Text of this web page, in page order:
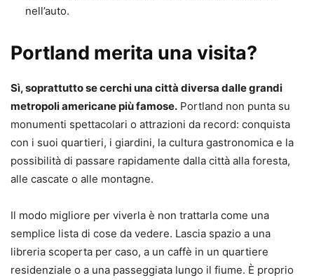
nell’auto.
Portland merita una visita?
Sì, soprattutto se cerchi una città diversa dalle grandi
metropoli americane più famose. Portland non punta su
monumenti spettacolari o attrazioni da record: conquista
con i suoi quartieri, i giardini, la cultura gastronomica e la
possibilità di passare rapidamente dalla città alla foresta,
alle cascate o alle montagne.
Il modo migliore per viverla è non trattarla come una
semplice lista di cose da vedere. Lascia spazio a una
libreria scoperta per caso, a un caffè in un quartiere
residenziale o a una passeggiata lungo il fiume. È proprio